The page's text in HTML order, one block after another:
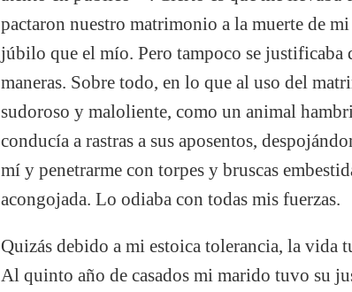
pactaron nuestro matrimonio a la muerte de
júbilo que el mío. Pero tampoco se justificaba
maneras. Sobre todo, en lo que al uso del
sudoroso y maloliente, como un animal
conducía a rastras a sus aposentos,
mí y penetrarme con torpes y bruscas
acongojada. Lo odiaba con todas mis fuerzas.
Quizás debido a mi estoica tolerancia, la vida
Al quinto año de casados mi marido tuvo su